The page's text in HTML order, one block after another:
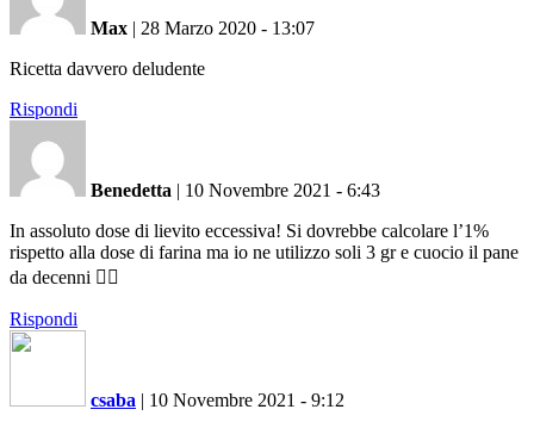
Max | 28 Marzo 2020 - 13:07
Ricetta davvero deludente
Rispondi
Benedetta | 10 Novembre 2021 - 6:43
In assoluto dose di lievito eccessiva! Si dovrebbe calcolare l’1%
rispetto alla dose di farina ma io ne utilizzo soli 3 gr e cuocio il pane
da decenni 🤦‍♀️
Rispondi
csaba | 10 Novembre 2021 - 9:12